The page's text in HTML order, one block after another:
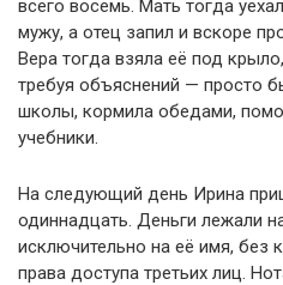
всего восемь. Мать тогда
мужу, а отец запил и вскоре
Вера тогда взяла её под
требуя объяснений — просто
школы, кормила обедами,
учебники.
На следующий день Ирина
одиннадцать. Деньги лежали
исключительно на её имя, без
права доступа третьих лиц.